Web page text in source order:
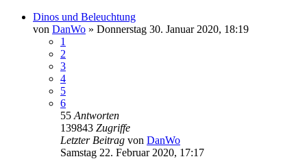
Dinos und Beleuchtung
von DanWo » Donnerstag 30. Januar 2020, 18:19
1
2
3
4
5
6
55 Antworten
139843 Zugriffe
Letzter Beitrag von DanWo
Samstag 22. Februar 2020, 17:17